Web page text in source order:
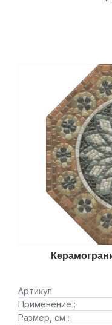
Артикул
Применение :
Размер, см :